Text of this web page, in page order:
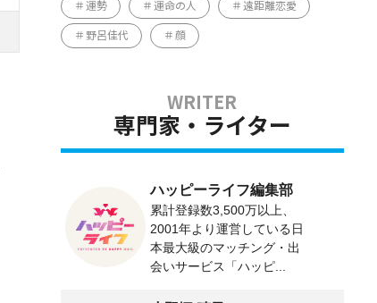
運勢 運命の人 遠距離恋愛
野呂佳代 顔
専門家・ライター
ハッピーライフ編集部
累計登録数3,500万以上、
2001年より運営している日
本最大級のマッチング・出
会いサービス「ハッピ...